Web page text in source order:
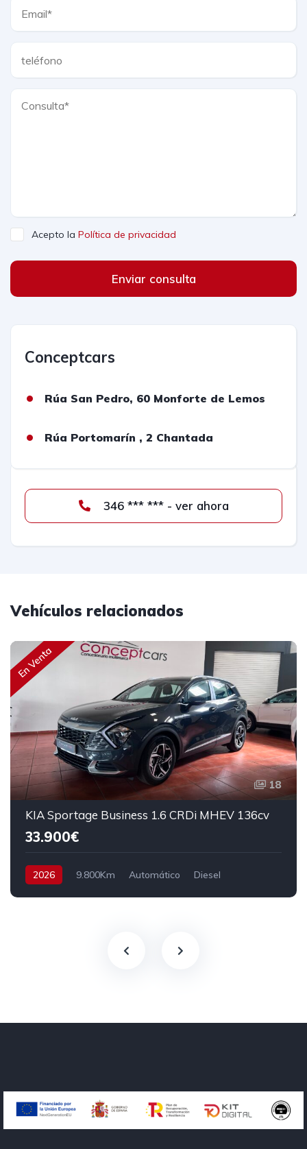
Acepto la Política de privacidad
Enviar consulta
Conceptcars
Rúa San Pedro, 60 Monforte de Lemos
Rúa Portomarín , 2 Chantada
346 *** *** - ver ahora
Vehículos relacionados
En Venta
18
KIA Sportage Business 1.6 CRDi MHEV 136cv
33.900€
2026 9.800Km Automático
Diesel